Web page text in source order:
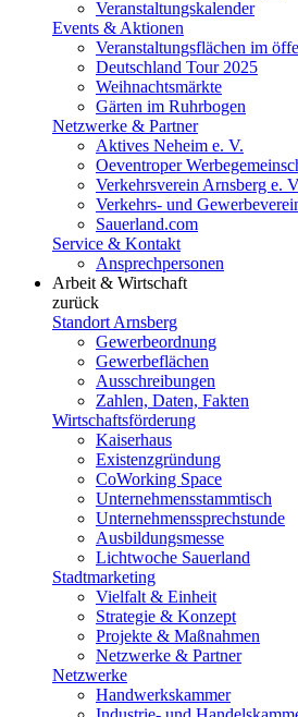
Veranstaltungskalender
Events & Aktionen
Veranstaltungsflächen im
Deutschland Tour 2025
Weihnachtsmärkte
Gärten im Ruhrbogen
Netzwerke & Partner
Aktives Neheim e. V.
Oeventroper
Verkehrsverein Arnsberg e.
Verkehrs- und
Sauerland.com
Service & Kontakt
Ansprechpersonen
Arbeit & Wirtschaft
zurück
Standort Arnsberg
Gewerbeordnung
Gewerbeflächen
Ausschreibungen
Zahlen, Daten, Fakten
Wirtschaftsförderung
Kaiserhaus
Existenzgründung
CoWorking Space
Unternehmensstammtisch
Unternehmenssprechstunde
Ausbildungsmesse
Lichtwoche Sauerland
Stadtmarketing
Vielfalt & Einheit
Strategie & Konzept
Projekte & Maßnahmen
Netzwerke & Partner
Netzwerke
Handwerkskammer